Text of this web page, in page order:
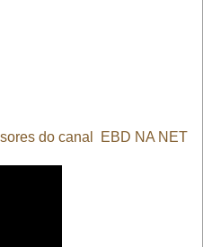
do canal EBD NA NET